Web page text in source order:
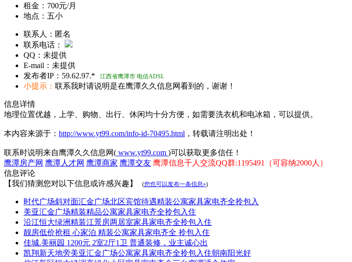
租金： 700元/月
地点： 五小
联系人： 匿名
联系电话：
QQ： 未提供
E-mail： 未提供
发布者IP： 59.62.97.* 江西省鹰潭市 电信ADSL
小提示： 联系我时请说明是在鹰潭久久信息网看到的，谢谢！
信息详情
地理位置优越，上学、购物、出行、休闲均十分方便，如需要洗衣机和电冰箱，可以提供。
本内容来源于： http://www.yt99.com/info-id-70495.html ，转载请注明出处！
联系时说明来自鹰潭久久信息网( www.yt99.com )可以获取更多信任！
鹰潭房产网 鹰潭人才网 鹰潭商家 鹰潭交友 鹰潭信息千人交流QQ群:1195491（可容纳2000人）
信息评论
【我们猜测您对以下信息或许感兴趣】
(您也可以发布一条信息»)
时代广场斜对面汇金广场北区宾馆待遇精装公寓家具家电齐全拎包入
美亚汇金广场精装精品公寓家具家电齐全拎包入住
沿江恒大绿洲精装江景房两居室家具家电齐全拎包入住
靓房低价抢租 心家泊 精装公寓家具家电齐全 拎包入住
佳城.美丽园 1200元 2室2厅1卫 普通装修，业主诚心出
凯翔新天地旁美亚汇金广场公寓家具家电齐全拎包入住朝南阳光好